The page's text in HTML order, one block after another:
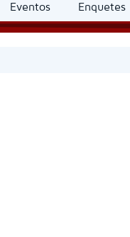
Eventos Enquetes